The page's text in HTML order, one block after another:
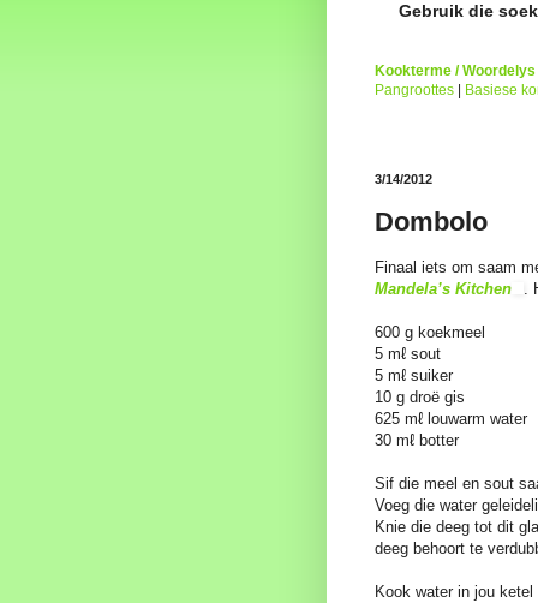
Gebruik die
Kookterme / Woordelys
Pangroottes
Basiese
3/14/2012
Dombolo
Finaal iets om saam
Mandela’s Kitchen
.
600 g koekmeel
5 mℓ sout
5 mℓ suiker
10 g droë gis
625 mℓ louwarm water
30 mℓ botter
Sif die meel en sout
Voeg die water
Knie die deeg tot dit
deeg behoort te
Kook water in jou